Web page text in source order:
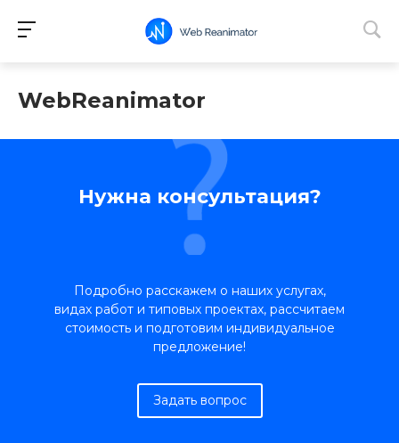
WebReanimator
Нужна консультация?
Подробно расскажем о наших услугах,
видах работ и типовых проектах, рассчитаем
стоимость и подготовим индивидуальное
предложение!
Задать вопрос